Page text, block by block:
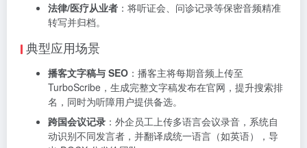
法律/医疗从业者 ：将听证会、问诊记录等保密音频精准
转写并归档。
典型应用场景
播客文字稿与 SEO ：播客主将每期音频上传至
TurboScribe，生成完整文字稿发布在官网，提升搜索排
名，同时为听障用户提供备选。
跨国会议记录 ：外企员工上传多语言会议录音，系统自
动识别不同发言者，并翻译成统一语言（如英语），导